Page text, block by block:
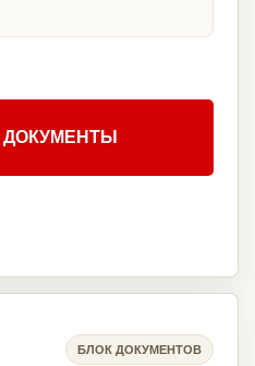
ДОКУМЕНТЫ
БЛОК ДОКУМЕНТОВ